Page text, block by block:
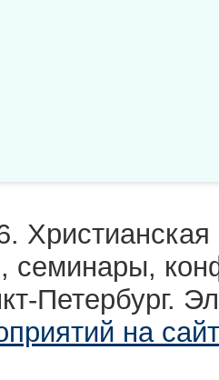
семинары,
Петербург.
на сайт